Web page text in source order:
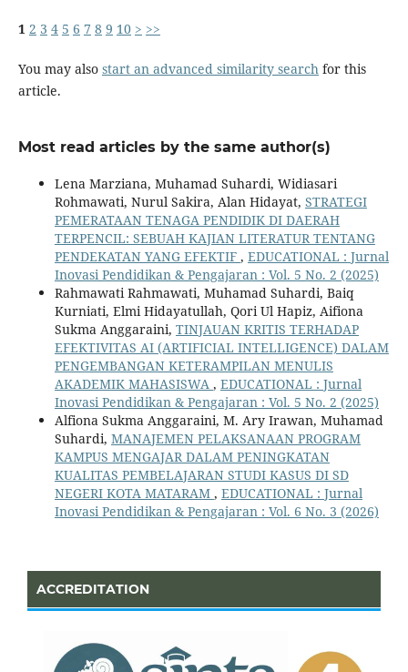
1 2 3 4 5 6 7 8 9 10 > >>
You may also start an advanced similarity searchfor this
article.
Most read articles by the same author(s)
Lena Marziana, Muhamad Suhardi, Widiasari
Rohmawati, Nurul Sakira, Alan Hidayat, STRATEGI
PEMERATAAN TENAGA PENDIDIK DI DAERAH
TERPENCIL: SEBUAH KAJIAN LITERATUR TENTANG
PENDEKATAN YANG EFEKTIF , EDUCATIONAL : Jurnal
Inovasi Pendidikan & Pengajaran : Vol. 5 No. 2 (2025)
Rahmawati Rahmawati, Muhamad Suhardi, Baiq
Kurniati, Elmi Hidayatullah, Qori Ul Hapiz, Aifiona
Sukma Anggaraini, TINJAUAN KRITIS TERHADAP
EFEKTIVITAS AI (ARTIFICIAL INTELLIGENCE) DALAM
PENGEMBANGAN KETERAMPILAN MENULIS
AKADEMIK MAHASISWA , EDUCATIONAL : Jurnal
Inovasi Pendidikan & Pengajaran : Vol. 5 No. 2 (2025)
Alfiona Sukma Anggaraini, M. Ary Irawan, Muhamad
Suhardi, MANAJEMEN PELAKSANAAN PROGRAM
KAMPUS MENGAJAR DALAM PENINGKATAN
KUALITAS PEMBELAJARAN STUDI KASUS DI SD
NEGERI KOTA MATARAM , EDUCATIONAL : Jurnal
Inovasi Pendidikan & Pengajaran : Vol. 6 No. 3 (2026)
ACCREDITATION